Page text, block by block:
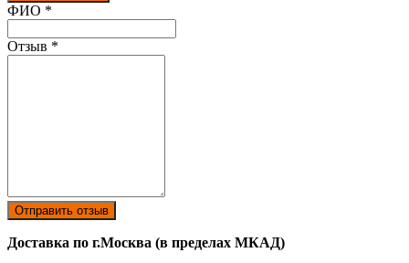
Ваш отзыв был отправлен!
ФИО *
Отзыв *
Отправить отзыв
Доставка по г.Москва (в пределах МКАД)